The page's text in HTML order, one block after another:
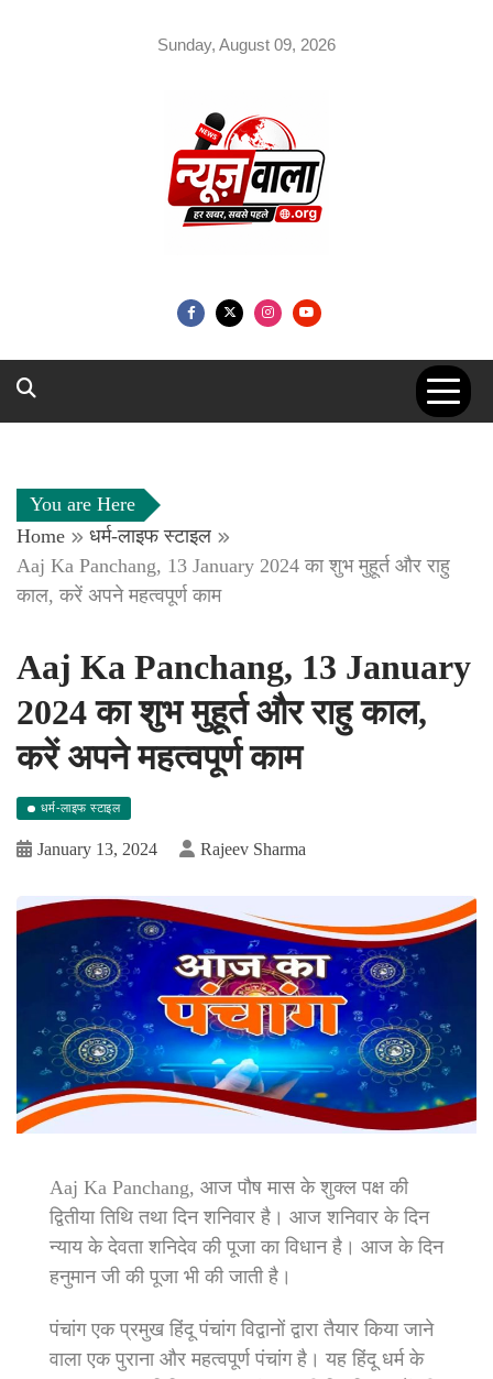
Sunday, August 09, 2026
You are Here
Home
धर्म-लाइफ स्टाइल
Aaj Ka Panchang, 13 January 2024 का शुभ मुहूर्त और राहु
काल, करें अपने महत्वपूर्ण काम
Aaj Ka Panchang, 13 January
2024 का शुभ मुहूर्त और राहु काल,
करें अपने महत्वपूर्ण काम
धर्म-लाइफ स्टाइल
January 13, 2024 Rajeev Sharma
Aaj Ka Panchang, आज पौष मास के शुक्ल पक्ष की
द्वितीया तिथि तथा दिन शनिवार है। आज शनिवार के दिन
न्याय के देवता शनिदेव की पूजा का विधान है। आज के दिन
हनुमान जी की पूजा भी की जाती है।
पंचांग एक प्रमुख हिंदू पंचांग विद्वानों द्वारा तैयार किया जाने
वाला एक पुराना और महत्वपूर्ण पंचांग है। यह हिंदू धर्म के